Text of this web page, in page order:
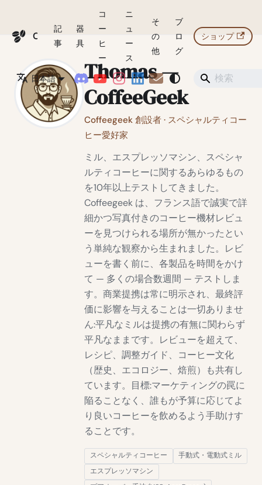
記
事
器
具
コ
ー
ヒ
ー
ニ
ュ
ー
ス
そ
の
他
ブ
ロ
グ
ショップ
日本語
Thomas —
CoffeeGeek
Coffeegeek 創設者 · スペシャルティコー
ヒー愛好家
ミル、エスプレッソマシン、スペシャ
ルティコーヒーに関するあらゆるもの
を10年以上テストしてきました。
Coffeegeek は、フランス語で誠実で詳
細かつ写真付きのコーヒー機材レビュ
ーを見つけられる場所が無かったとい
う単純な観察から生まれました。レビ
ューを書く前に、各製品を時間をかけ
て — 多くの場合数週間 — テストしま
す。商業提携は常に明示され、最終評
価に影響を与えることは一切ありませ
ん:平凡なミルは提携の有無に関わらず
平凡なままです。レビューを超えて、
レシピ、調整ガイド、コーヒー文化
（歴史、エコロジー、焙煎）も共有し
ています。目標:マーケティングの罠に
陥ることなく、誰もが予算に応じてよ
り良いコーヒーを飲めるよう手助けす
ることです。
スペシャルティコーヒー
手動式・電動式ミル
エスプレッソマシン